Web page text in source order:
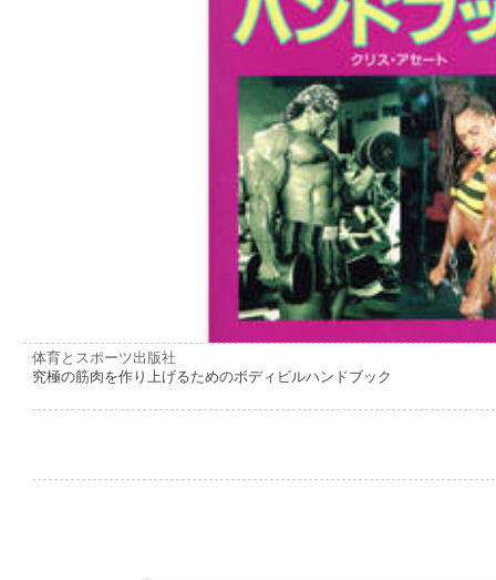
体育とスポーツ出版社
究極の筋肉を作り上げるためのボディビルハンドブック